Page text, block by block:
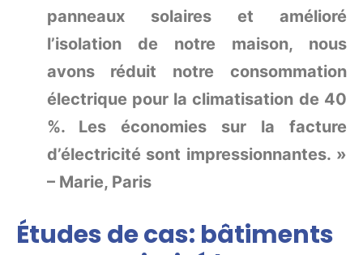
panneaux solaires et amélioré
l’isolation de notre maison, nous
avons réduit notre consommation
électrique pour la climatisation de 40
%. Les économies sur la facture
d’électricité sont impressionnantes. »
– Marie, Paris
Études de cas: bâtiments